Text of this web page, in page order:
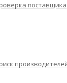
поставщика